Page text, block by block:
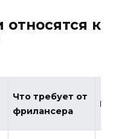
относятся к
Что требует от
фрилансера